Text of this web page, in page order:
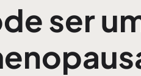
ser